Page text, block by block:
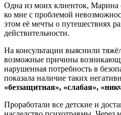
Одна из моих клиенток, Марина
ко мне с проблемой
этом её мечты о путешествиях
действительности.
На консультации выяснили
возможные причины
нарушенная потребность в
показала наличие таких
«беззащитная», «слабая»,
Проработали все детские и